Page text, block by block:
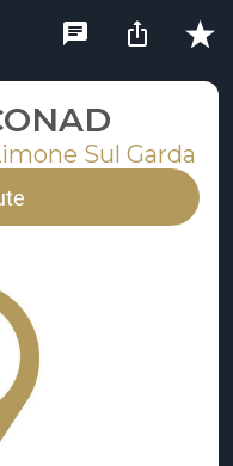
Sul Garda